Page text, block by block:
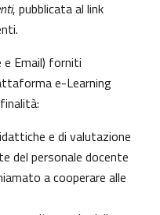
, pubblicata al link
.
e Email) forniti
e-Learning
e di valutazione
del personale docente
a cooperare alle